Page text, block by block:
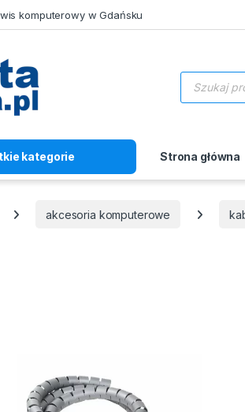
komputerowy w Gdańsku
kategorie Strona główna
akcesoria komputerowe